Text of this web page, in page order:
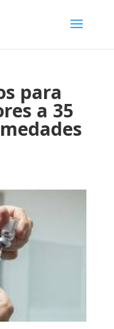
para
a 35